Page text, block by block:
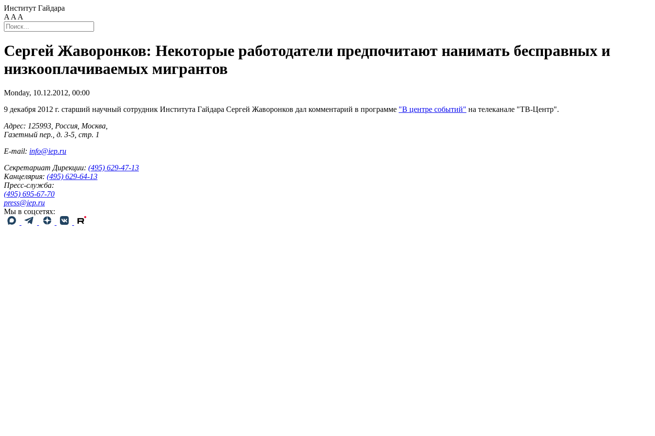
Институт Гайдара
A A A
Сергей Жаворонков: Некоторые работодатели предпочитают нанимать бесправных и
низкооплачиваемых мигрантов
Monday, 10.12.2012, 00:00
9 декабря 2012 г. старший научный сотрудник Института Гайдара Сергей Жаворонков дал комментарий в программе "В центре событий" на телеканале "ТВ-Центр".
Адрес: 125993, Россия, Москва,
Газетный пер., д. 3-5, стр. 1
E-mail: info@iep.ru
Секретариат Дирекции: (495) 629-47-13
Канцелярия: (495) 629-64-13
Пресс-служба:
(495) 695-67-70
press@iep.ru
Мы в соцсетях: